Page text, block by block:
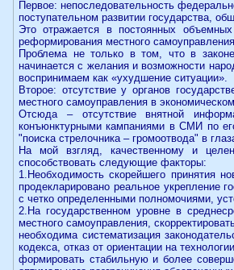
Первое: непоследовательность
поступательном развитии государства,
Это отражается в постоянных
реформирования местного
Проблема не только в том, что в
начинается с желания и возможности
воспринимаем как «ухудшение ситуации».
Второе: отсутствие у органов
местного самоуправления в
Отсюда – отсутствие внятной
конъюнктурными кампаниями в СМИ по
"поиска стрелочника – громоотвода" в
На мой взгляд, качественному и
способствовать следующие факторы:
1.Необходимость скорейшего принятия
продекларировано реальное укрепление
с четко определенными полномочиями,
2.На государственном уровне в
местного самоуправления,
необходима систематизация
кодекса, отказ от ориентации на
формировать стабильную и более